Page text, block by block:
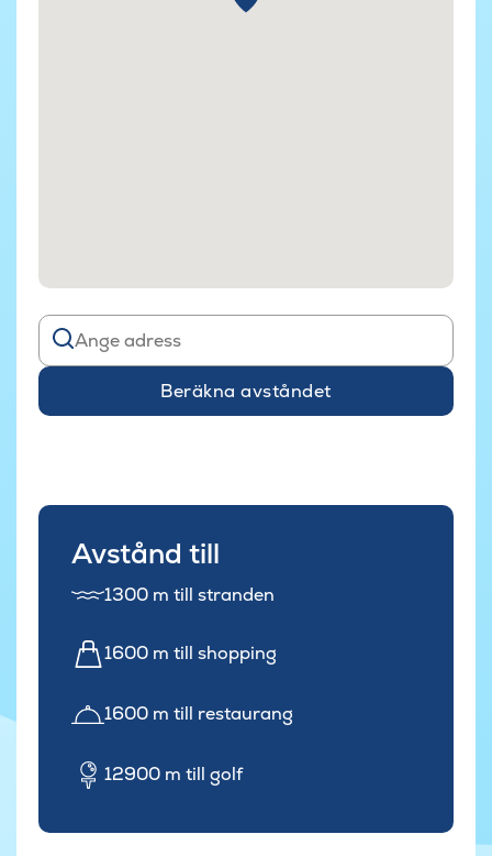
Beräkna avståndet
Avstånd till
1300 m till stranden
1600 m till shopping
1600 m till restaurang
12900 m till golf